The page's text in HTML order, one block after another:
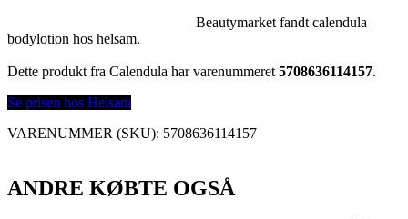
Beautymarket fandt calendula
bodylotion hos helsam.
Dette produkt fra Calendula har varenummeret 5708636114157.
Se prisen hos Helsam
VARENUMMER (SKU): 5708636114157
ANDRE KØBTE OGSÅ